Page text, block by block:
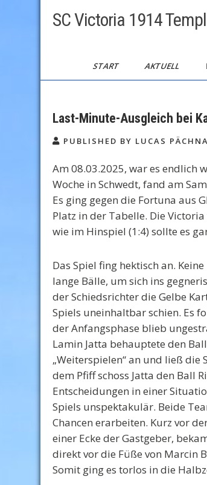
SC Victoria 1914
START AKTUELL
Last-Minute-Ausgleich bei
PUBLISHED BY LUCAS
Am 08.03.2025, war es endlich
Woche in Schwedt, fand am
Es ging gegen die Fortuna aus
Platz in der Tabelle. Die
wie im Hinspiel (1:4) sollte es
Das Spiel fing hektisch an.
lange Bälle, um sich ins
der Schiedsrichter die Gelbe
Spiels uneinhaltbar schien. Es
der Anfangsphase blieb
Lamin Jatta behauptete den
„Weiterspielen“ an und ließ die
dem Pfiff schoss Jatta den Ball
Entscheidungen in einer
Spiels unspektakulär. Beide
Chancen erarbeiten. Kurz vor
einer Ecke der Gastgeber,
direkt vor die Füße von Marcin
Somit ging es torlos in die